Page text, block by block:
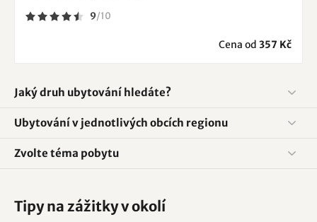
9/10
Cena od 357 Kč
Jaký druh ubytování hledáte?
Ubytování v jednotlivých obcích regionu
Zvolte téma pobytu
Tipy na zážitky v okolí